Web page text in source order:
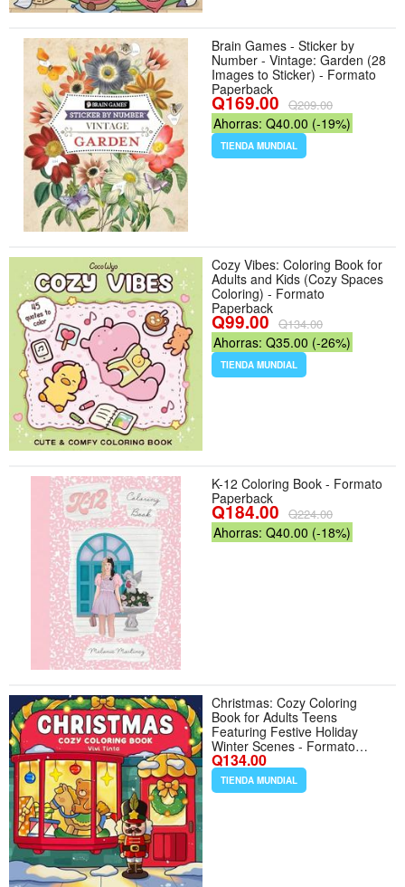
Brain Games - Sticker by
Number - Vintage: Garden (28
Images to Sticker) - Formato
Paperback
Q169.00 Q209.00
Ahorras: Q40.00 (-19%)
TIENDA MUNDIAL
Cozy Vibes: Coloring Book for
Adults and Kids (Cozy Spaces
Coloring) - Formato
Paperback
Q99.00 Q134.00
Ahorras: Q35.00 (-26%)
TIENDA MUNDIAL
K-12 Coloring Book - Formato
Paperback
Q184.00 Q224.00
Ahorras: Q40.00 (-18%)
Christmas: Cozy Coloring
Book for Adults Teens
Featuring Festive Holiday
Winter Scenes - Formato
Paperback
Q134.00
TIENDA MUNDIAL